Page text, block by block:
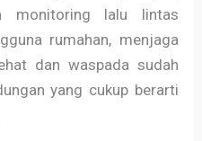
monitoring lalu lintas
rumahan, menjaga
dan waspada sudah
yang cukup berarti